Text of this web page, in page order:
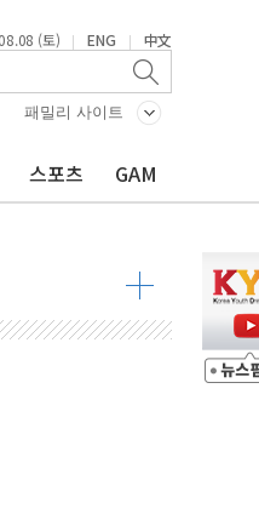
(토) | ENG | 中文
패밀리 사이트
스포츠 GAM